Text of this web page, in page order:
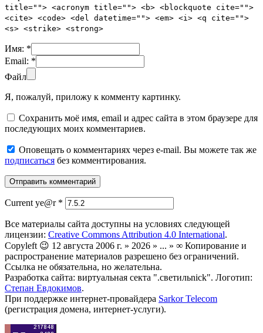
title=""> <acronym title=""> <b> <blockquote cite="">
<cite> <code> <del datetime=""> <em> <i> <q cite="">
<s> <strike> <strong>
Имя: *
Email: *
Файл
Я, пожалуй, приложу к комменту картинку.
Сохранить моё имя, email и адрес сайта в этом браузере для
последующих моих комментариев.
Оповещать о комментариях через e-mail. Вы можете так же
подписаться без комментирования.
Current ye@r *
Все материалы сайта доступны на условиях следующей
лицензии: Creative Commons Attribution 4.0 International.
Copyleft 😉 12 августа 2006 г. » 2026 » ... » ∞ Копирование и
распространение материалов разрешено без ограничений.
Ссылка не обязательна, но желательна.
Разработка сайта: виртуальная секта ".светильnick". Логотип:
Степан Евдокимов.
При поддержке интернет-провайдера Sarkor Telecom
(регистрация домена, интернет-услуги).